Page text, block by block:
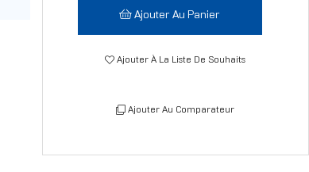
Ajouter Au Panier
Ajouter À La Liste De Souhaits
Ajouter Au Comparateur